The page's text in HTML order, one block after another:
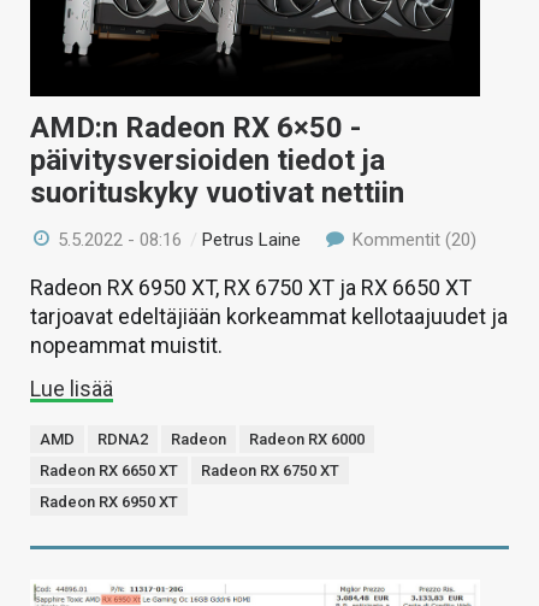
VAIHDA TEEMA
HAKU
AMD:n Radeon RX 6×50 -
päivitysversioiden tiedot ja
suorituskyky vuotivat nettiin
5.5.2022 - 08:16 /Petrus Laine Kommentit (20)
Radeon RX 6950 XT, RX 6750 XT ja RX 6650 XT
tarjoavat edeltäjiään korkeammat kellotaajuudet ja
nopeammat muistit.
Lue lisää
AMD RDNA2 Radeon
Radeon RX 6000
Radeon RX 6650 XT
Radeon RX 6750 XT
Radeon RX 6950 XT